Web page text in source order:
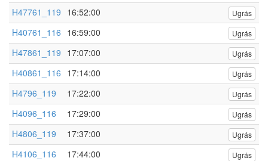
H47761_119 16:52:00 Ugrás
H40761_116 16:59:00 Ugrás
H47861_119 17:07:00 Ugrás
H40861_116 17:14:00 Ugrás
H4796_119 17:22:00 Ugrás
H4096_116 17:29:00 Ugrás
H4806_119 17:37:00 Ugrás
H4106_116 17:44:00 Ugrás